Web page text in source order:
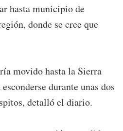
hasta municipio de
donde se cree que
movido hasta la Sierra
durante unas dos
detalló el diario.